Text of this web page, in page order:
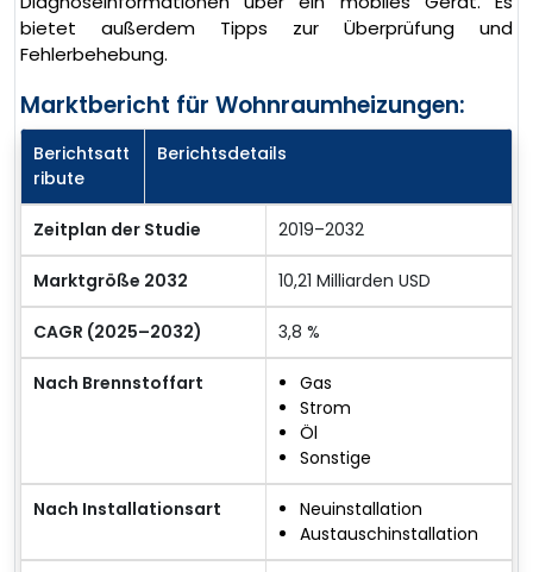
bietet außerdem Tipps zur Überprüfung und
Fehlerbehebung.
Marktbericht für Wohnraumheizungen:
Berichtsatt
ribute
Berichtsdetails
Zeitplan der Studie 2019–2032
Marktgröße 2032 10,21 Milliarden USD
CAGR (2025–2032) 3,8 %
Nach Brennstoffart
Gas
Strom
Öl
Sonstige
Nach Installationsart
Neuinstallation
Austauschinstallation